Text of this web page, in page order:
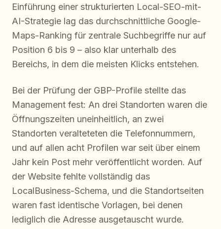
Einführung einer strukturierten Local-SEO-mit-
AI-Strategie lag das durchschnittliche Google-
Maps-Ranking für zentrale Suchbegriffe nur auf
Position 6 bis 9 – also klar unterhalb des
Bereichs, in dem die meisten Klicks entstehen.
Bei der Prüfung der GBP-Profile stellte das
Management fest: An drei Standorten waren die
Öffnungszeiten uneinheitlich, an zwei
Standorten veralteteten die Telefonnummern,
und auf allen acht Profilen war seit über einem
Jahr kein Post mehr veröffentlicht worden. Auf
der Website fehlte vollständig das
LocalBusiness-Schema, und die Standortseiten
waren fast identische Vorlagen, bei denen
lediglich die Adresse ausgetauscht wurde.